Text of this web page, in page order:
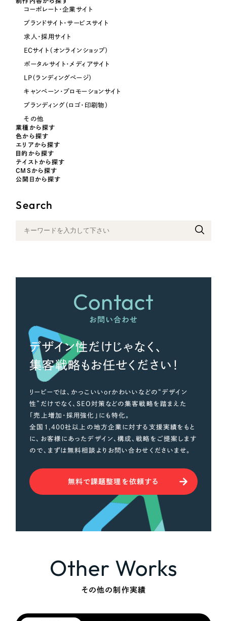
オレンジ・橙色
パープル・紫色
ピンク・桃色
カラフル・多色
その他
コーポレート・企業サイト
ブランドサイト・サービスサイト
求人・採用サイト
ECサイト（オンラインショップ）
ポータルサイト・メディアサイト
LP（ランディングページ）
キャンペーン・プロモーションサイト
ブランディング（ロゴ・印刷物）
その他
業種から探す
色から探す
エリアから探す
目的から探す
テイストから探す
CMSから探す
公開日から探す
Search
Contact
お問い合わせ
デザイン性だけじゃなく、
集客戦略もお任せください！
リーピーでは、かっこいいorかわいいなどの“デザイン
性”だけでなく、SEO対策などの集客戦略を踏まえた
「売上増加・採用強化」にも特化。
全国1,400社以上の地方企業に対する支援実績をもと
に、お客様にあったデザイン、構成、戦略をご提案します
ので、まずは無料相談よりお問い合わせくださいませ。
無料で課題整理を依頼する
Other Works
その他の制作実績